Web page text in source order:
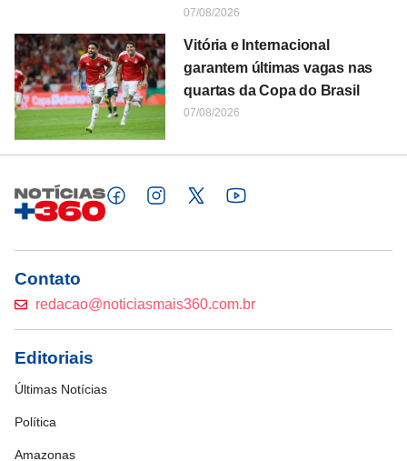
07/08/2026
Vitória e Internacional
garantem últimas vagas nas
quartas da Copa do Brasil
07/08/2026
Contato
redacao@noticiasmais360.com.br
Editoriais
Últimas Notícias
Política
Amazonas